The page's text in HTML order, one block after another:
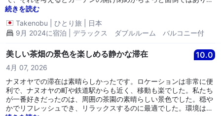
す。
続きを読む
Takenobu
ひとり旅
日本
9月 2024に宿泊 | デラックス ダブルルーム バルコニー付
美しい茶畑の景色を楽しめる静かな滞在 10.0
4月 07, 2026
ナヌオヤでの滞在は素晴らしかったです。ロケーションは非常に便
利で、ナヌオヤの町や鉄道駅からも近く、移動も楽でした。私たち
が一番好きだったのは、周囲の茶園の素晴らしい景色でした。穏や
かでリフレッシュでき、リラックスするのに最適でした。環境は平